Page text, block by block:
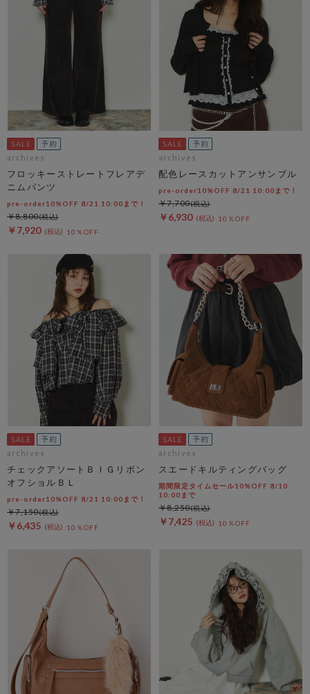
archives
フロッキーストレートフレアデ
ニムパンツ
pre-order10%OFF 8/21 10:00まで！
￥7,920 10％OFF
￥8,800
archives
配色レースカットアンサンブル
pre-order10%OFF 8/21 10:00まで！
￥6,930 10％OFF
￥7,700
archives
チェックアソートＢＩＧリボン
オフショルＢＬ
pre-order10%OFF 8/21 10:00まで！
￥6,435 10％OFF
￥7,150
archives
スエードキルティングバッグ
期間限定タイムセール10%OFF 8/10
10:00まで
￥7,425 10％OFF
￥8,250